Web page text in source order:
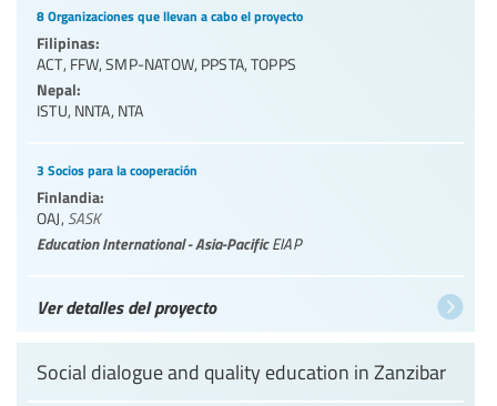
8 Organizaciones que llevan a cabo el proyecto
Filipinas:
ACT, FFW,SMP-NATOW, PPSTA,TOPPS
Nepal:
ISTU, NNTA, NTA
3 Socios para la cooperación
Finlandia:
OAJ, SASK
Education International - Asia-PacificEIAP
Ver detalles del proyecto
Social dialogue and quality education in Zanzibar